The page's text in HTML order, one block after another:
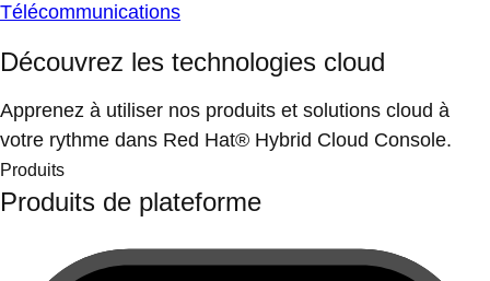
Télécommunications
Découvrez les technologies cloud
Apprenez à utiliser nos produits et solutions cloud à
votre rythme dans Red Hat® Hybrid Cloud Console.
Produits
Produits de plateforme